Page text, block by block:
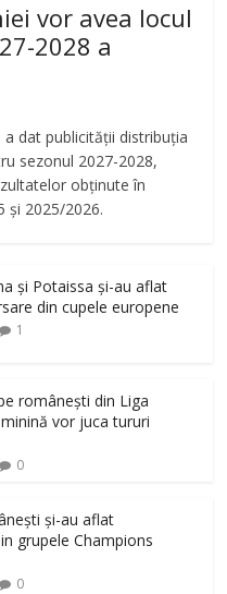
vor avea locul
2028 a
a dat publicității distribuția
sezonul 2027-2028,
obținute în
și 2025/2026.
și Potaissa și-au aflat
din cupele europene
1
românești din Liga
vor juca tururi
0
și-au aflat
grupele Champions
0